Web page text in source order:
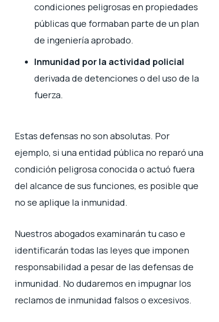
condiciones peligrosas en propiedades
públicas que formaban parte de un plan
de ingeniería aprobado.
Inmunidad por la actividad policial
derivada de detenciones o del uso de la
fuerza.
Estas defensas no son absolutas. Por
ejemplo, si una entidad pública no reparó una
condición peligrosa conocida o actuó fuera
del alcance de sus funciones, es posible que
no se aplique la inmunidad.
Nuestros abogados examinarán tu caso e
identificarán todas las leyes que imponen
responsabilidad a pesar de las defensas de
inmunidad. No dudaremos en impugnar los
reclamos de inmunidad falsos o excesivos.